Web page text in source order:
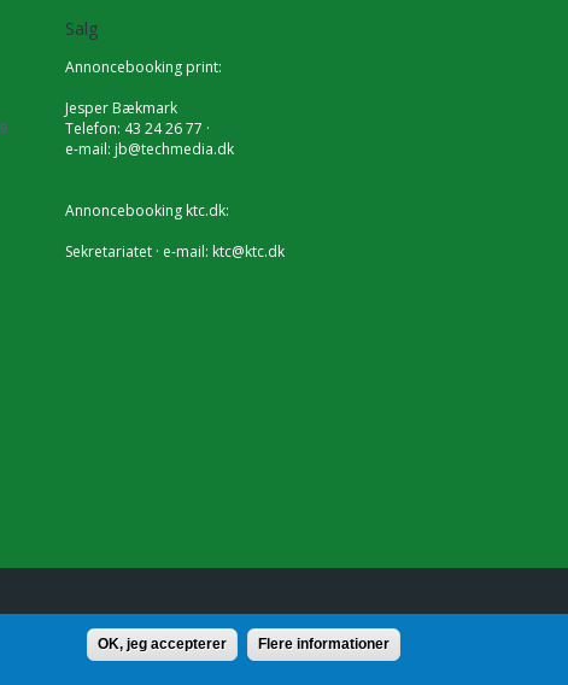
Salg
Annoncebooking print:
Jesper Bækmark
Telefon: 43 24 26 77 ·
e-mail: jb@techmedia.dk
Annoncebooking ktc.dk:
Sekretariatet · e-mail: ktc@ktc.dk
| Tlf.: 7228 2804 |Kontakt
OK, jeg accepterer Flere informationer